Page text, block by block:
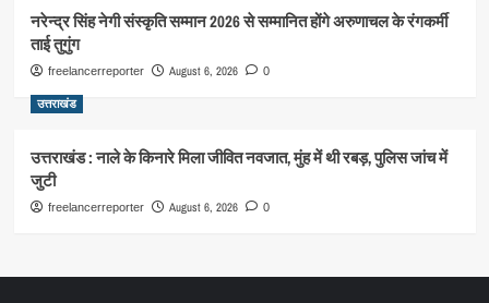
नरेन्द्र सिंह नेगी संस्कृति सम्मान 2026 से सम्मानित होंगे अरुणाचल के रंगकर्मी
ताई तुगुंग
freelancerreporter August 6, 2026 0
उत्तराखंड
उत्तराखंड : नाले के किनारे मिला जीवित नवजात, मुंह में थी रबड़, पुलिस जांच में
जुटी
freelancerreporter August 6, 2026 0